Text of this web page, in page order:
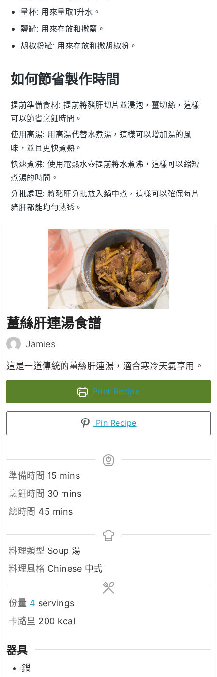
量杯: 用來量取1升水。
鹽罐: 用來存放和撒鹽。
胡椒粉罐: 用來存放和撒胡椒粉。
如何節省製作時間
提前準備食材: 提前將豬肝切片並浸泡， 薑切絲，這樣
可以節省烹飪時間。
使用高湯: 用高湯代替水煮湯，這樣可以增加湯的風
味，並且更快煮熟。
快速煮沸: 使用電熱水壺提前將水煮沸，這樣可以縮短
煮湯的時間。
分批處理: 將豬肝分批放入鍋中煮，這樣可以確保每片
豬肝都能均勻熟透。
薑絲肝連湯食譜
Jamies
這是一道傳統的薑絲肝連湯，適合寒冷天氣享用。
Print Recipe
Pin Recipe
準備時間 15 minutes
mins
烹飪時間 30minutes
mins
總時間 45 minutes
mins
料理類型 Soup 湯
料理風格 Chinese 中式
份量 4 servings
卡路里 200 kcal
器具
鍋